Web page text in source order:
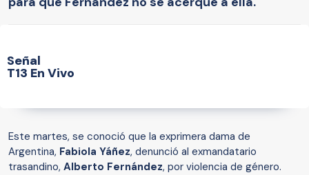
Señal
T13 En Vivo
Este martes, se conoció que la exprimera dama de
Argentina, Fabiola Yáñez, denunció al exmandatario
trasandino, Alberto Fernández, por violencia de género.